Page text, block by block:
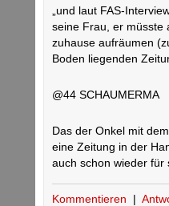
„und laut FAS-
seine Frau, er müsste
zuhause aufräumen
Boden liegenden
@44 SCHAUMERMA
Das der Onkel mit
eine Zeitung in der
auch schon wieder für
Kommentieren |